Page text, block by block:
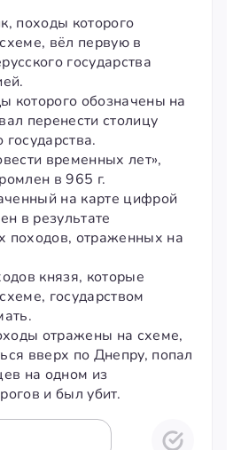
походы которого
вёл первую в
государства
которого обозначены на
перенести столицу
временных лет»,
в 965 г.
на карте цифрой
в результате
походов, отраженных на
князя, которые
государством
отражены на схеме,
вверх по Днепру, попал
на одном из
и был убит.